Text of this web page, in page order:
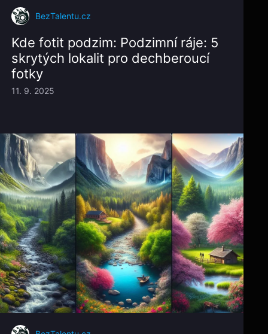
BezTalentu.cz
Kde fotit podzim: Podzimní ráje: 5
skrytých lokalit pro dechberoucí
fotky
11. 9. 2025